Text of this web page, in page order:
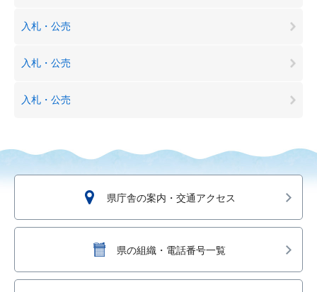
入札・公売
入札・公売
入札・公売
県庁舎の案内・交通アクセス
県の組織・電話番号一覧